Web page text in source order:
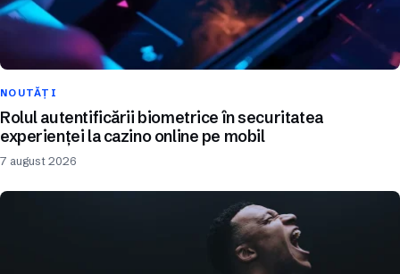
NOUTĂȚI
Rolul autentificării biometrice în securitatea
experienței la cazino online pe mobil
7 august 2026